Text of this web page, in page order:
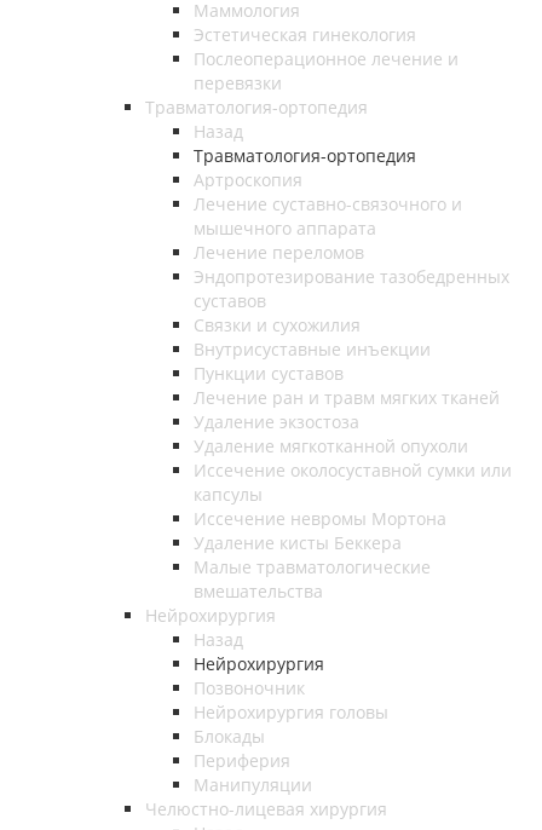
Маммология
Эстетическая гинекология
Послеоперационное лечение и
перевязки
Травматология-ортопедия
Назад
Травматология-ортопедия
Артроскопия
Лечение суставно-связочного и
мышечного аппарата
Лечение переломов
Эндопротезирование тазобедренных
суставов
Связки и сухожилия
Внутрисуставные инъекции
Пункции суставов
Лечение ран и травм мягких тканей
Удаление экзостоза
Удаление мягкотканной опухоли
Иссечение околосуставной сумки или
капсулы
Иссечение невромы Мортона
Удаление кисты Беккера
Малые травматологические
вмешательства
Нейрохирургия
Назад
Нейрохирургия
Позвоночник
Нейрохирургия головы
Блокады
Периферия
Манипуляции
Челюстно-лицевая хирургия